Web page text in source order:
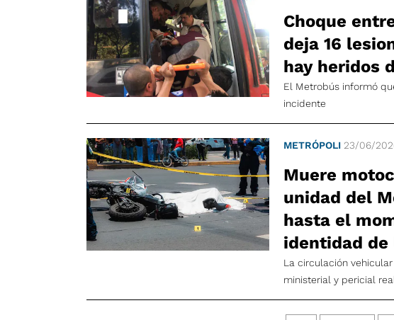
Choque
deja 16
hay heridos
El Metrobús informó
incidente
METRÓPOLI 23/06/
Muere
unidad del
hasta el
identidad
La circulación
ministerial y pericial